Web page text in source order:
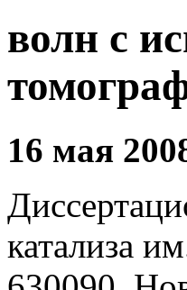
волн с
16 мая
катализа